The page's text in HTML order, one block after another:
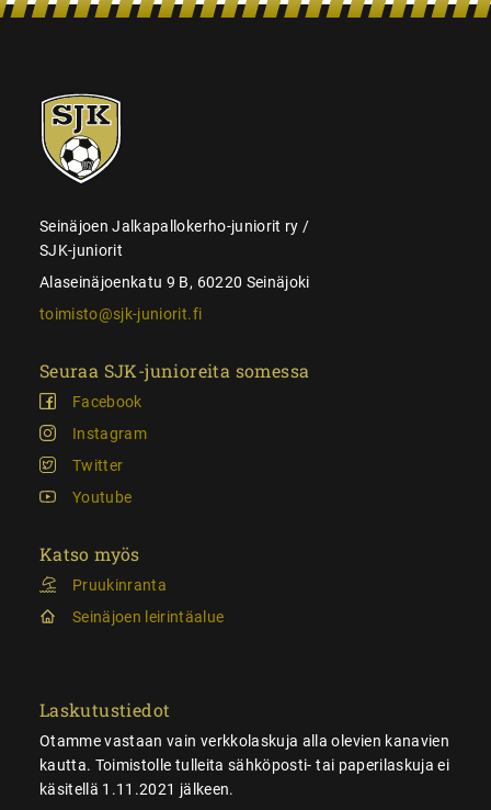
SJK-
juniorit
Seinäjoen Jalkapallokerho-juniorit ry /
SJK-juniorit
Alaseinäjoenkatu 9 B, 60220 Seinäjoki
toimisto@sjk-juniorit.fi
Seuraa SJK-junioreita somessa
Facebook
Instagram
Twitter
Youtube
Katso myös
Pruukinranta
Seinäjoen leirintäalue
Laskutustiedot
Otamme vastaan vain verkkolaskuja alla olevien kanavien
kautta. Toimistolle tulleita sähköposti- tai paperilaskuja ei
käsitellä 1.11.2021 jälkeen.